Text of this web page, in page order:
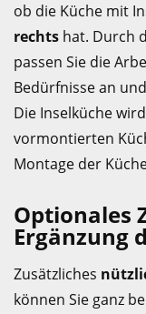
ob die Küche mit
rechts hat. Durch
passen Sie die
Bedürfnisse an
Die Inselküche wird
vormontierten
Montage der
Optionales
Ergänzung
Zusätzliches
können Sie ganz